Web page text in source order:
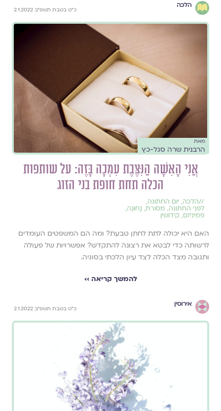
הלכה
כ"ט בטבת תשפ"ב 2.1.2022
מאת
הרבנית שרה סגל-כץ
אֲנִי הָאִשָּׁה הַנִּצֶּבֶת עִמְּכָה בָּזֶה: על שותפות
הכלה תחת חופת בני הזוג
//הלכה, יום החתונה,
לפני החתונה, מסורת, נָחוּגָה,
פמיניזם, קידושין
האם היא יכולה לתת לחתן טבעת? ומה הם המשפטים העומדים
לרשותה כדי לבטא את רצונה להתקדש? אפשרויות של פעולה
ותגובה מצד הכלה לצד עיון הלכתי בסוגיה.
להמשך קריאה ››
אירוסין
כ"ט בטבת תשפ"ב 2.1.2022